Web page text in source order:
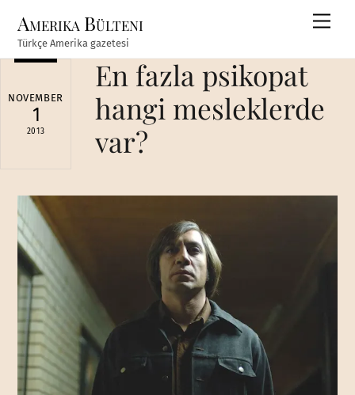
content
Amerika Bülteni
Türkçe Amerika gazetesi
NOVEMBER
1
2013
En fazla psikopat
hangi mesleklerde
var?